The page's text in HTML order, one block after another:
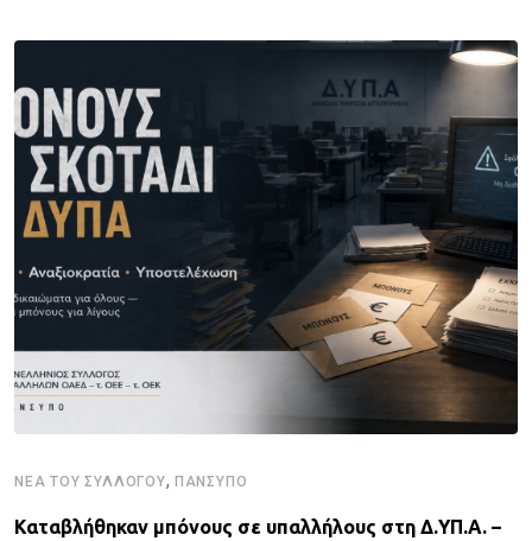
ΝΈΑ ΤΟΥ ΣΥΛΛΌΓΟΥ, ΠΑΝΣΥΠΟ
Καταβλήθηκαν μπόνους σε υπαλλήλους στη Δ.ΥΠ.Α. –